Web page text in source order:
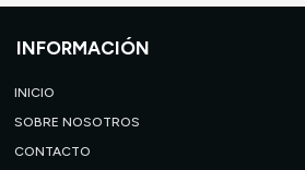
INFORMACIÓN
INICIO
SOBRE NOSOTROS
CONTACTO